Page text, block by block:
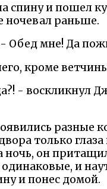
спину и пошел
ночевал раньше.
Обед мне! Да
кроме
- воскликнул
разные
только
он
и
и понес домой.